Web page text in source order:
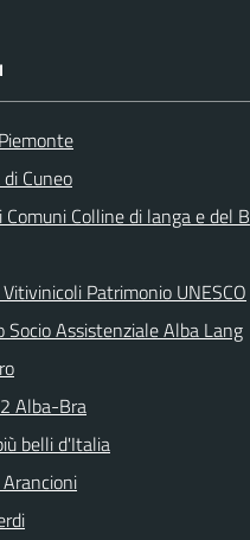
Cuneo
Comuni Colline di langa e del B
Patrimonio UNESCO
Socio Assistenziale Alba Lang
Alba-Bra
belli d'Italia